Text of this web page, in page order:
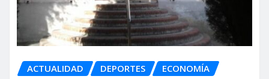
ACTUALIDAD DEPORTES ECONOMÍA